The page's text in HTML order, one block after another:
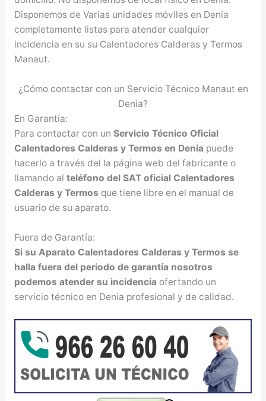
Disponemos de Varias unidades móviles en Denia
completamente listas para atender cualquier
incidencia en su su Calentadores Calderas y Termos
Manaut.
¿Cómo contactar con un Servicio Técnico Manaut en
Denia?
En Garantía:
Para contactar con un Servicio Técnico Oficial
Calentadores Calderas y Termos en Denia puede
hacerlo a través del la página web del fabricante o
llamando al teléfono del SAT oficial Calentadores
Calderas y Termos que tiene libre en el manual de
usuario de su aparato.
Fuera de Garantía:
Si su Aparato Calentadores Calderas y Termos se
halla fuera del periodo de garantía nosotros
podemos atender su incidencia ofertando un
servicio técnico en Denia profesional y de calidad.